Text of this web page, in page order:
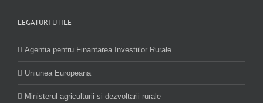
LEGATURI UTILE
Agentia pentru Finantarea Investiilor Rurale
Uniunea Europeana
Ministerul agriculturii si dezvoltarii rurale